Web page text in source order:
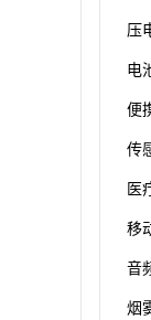
压
电
便
传
医
移
音
烟